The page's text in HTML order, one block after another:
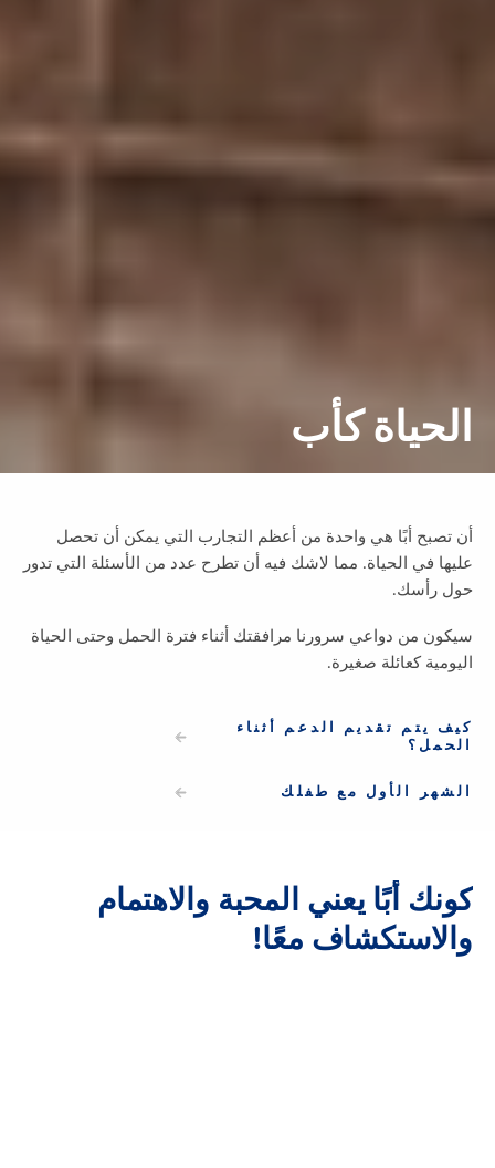
الحياة كأب
أن تصبح أبًا هي واحدة من أعظم التجارب التي يمكن أن تحصل
عليها في الحياة. مما لاشك فيه أن تطرح عدد من الأسئلة التي تدور
حول رأسك.
سيكون من دواعي سرورنا مرافقتك أثناء فترة الحمل وحتى الحياة
اليومية كعائلة صغيرة.
كيف يتم تقديم الدعم أثناء
الحمل؟
الشهر الأول مع طفلك
كونك أبًا يعني المحبة والاهتمام
والاستكشاف معًا!